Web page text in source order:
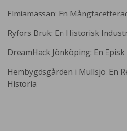
Elmiamässan: En
Ryfors Bruk: En Historisk
DreamHack Jönköping: En
Hembygdsgården i Mullsjö: En
Historia